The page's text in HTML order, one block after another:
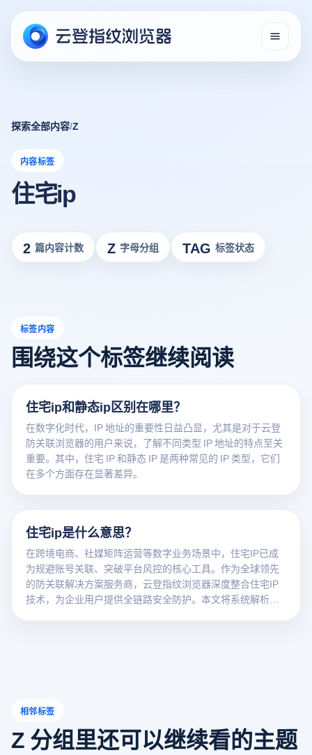
探索全部内容/Z
内容标签
住宅ip
2 篇内容计数 Z 字母分组 TAG 标签状态
标签内容
围绕这个标签继续阅读
住宅ip和静态ip区别在哪里？
在数字化时代，IP 地址的重要性日益凸显，尤其是对于云登
防关联浏览器的用户来说，了解不同类型 IP 地址的特点至关
重要。其中，住宅 IP 和静态 IP 是两种常见的 IP 类型，它们
在多个方面存在显著差异。
住宅ip是什么意思？
在跨境电商、社媒矩阵运营等数字业务场景中，住宅IP已成
为规避账号关联、突破平台风控的核心工具。作为全球领先
的防关联解决方案服务商，云登指纹浏览器深度整合住宅IP
技术，为企业用户提供全链路安全防护。本文将系统解析住
相邻标签
Z 分组里还可以继续看的主题